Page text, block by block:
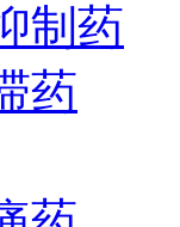
制药
药